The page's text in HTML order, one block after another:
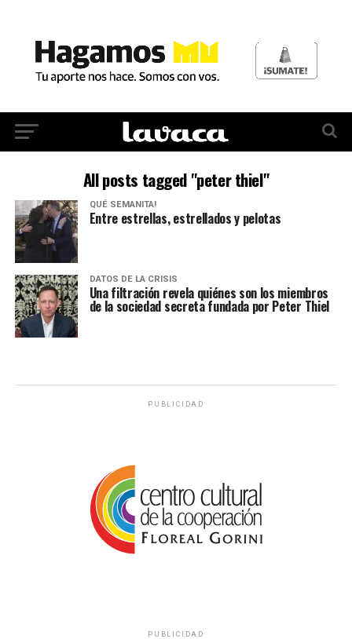
All posts tagged "peter thiel"
QUÉ SEMANITA!
Entre estrellas, estrellados y pelotas
DATOS DE LA CRISIS
Una filtración revela quiénes son los miembros
de la sociedad secreta fundada por Peter Thiel
PUBLICIDAD
PUBLICIDAD